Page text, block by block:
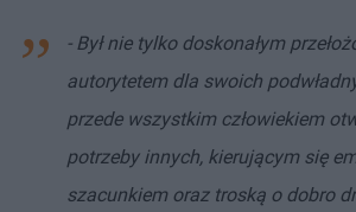
- Był nie tylko doskonałym
autorytetem dla swoich
przede wszystkim człowiekiem
potrzeby innych, kierującym się
szacunkiem oraz troską o dobro